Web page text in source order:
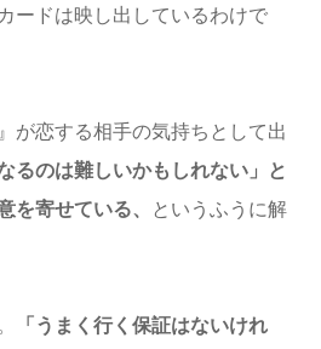
ードは映し出しているわけで
が恋する相手の気持ちとして出
るのは難しいかもしれない」と
を寄せている、
というふうに解
「うまく行く保証はないけれ